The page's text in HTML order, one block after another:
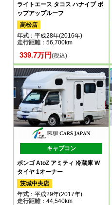
ライトエース タコス ハナイブ ポ
ップアップルーフ
高松店
年式 ：平成28年(2016年)
走行距離：56,700km
339.7万円(税込)
キャブコン
ボンゴ AtoZ アミティ 冷蔵庫 W
タイヤ 1オーナー
茨城中央店
年式 ：平成29年(2017年)
走行距離：44,540km